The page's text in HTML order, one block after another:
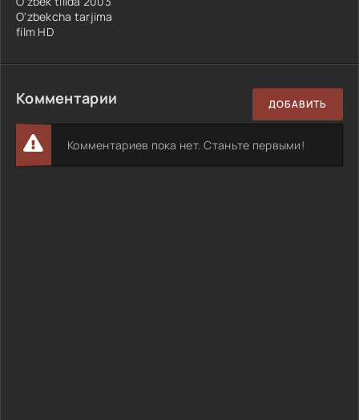
O'zbekcha tarjima
film HD
Комментарии ДОБАВИТЬ
Комментариев пока нет. Станьте первыми!